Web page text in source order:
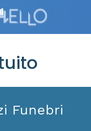
Funebri